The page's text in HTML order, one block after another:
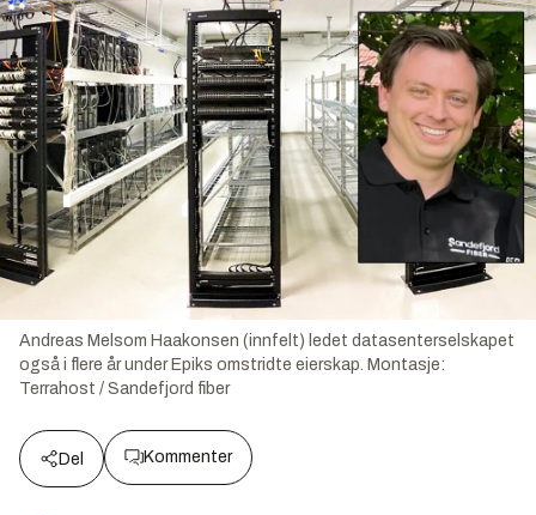
Andreas Melsom Haakonsen (innfelt) ledet datasenterselskapet
også i flere år under Epiks omstridte eierskap. Montasje:
Terrahost / Sandefjord fiber
Del Kommenter